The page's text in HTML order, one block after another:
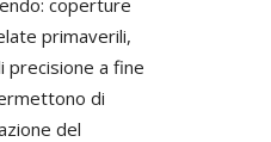
coperture
primaverili,
a fine
di
del